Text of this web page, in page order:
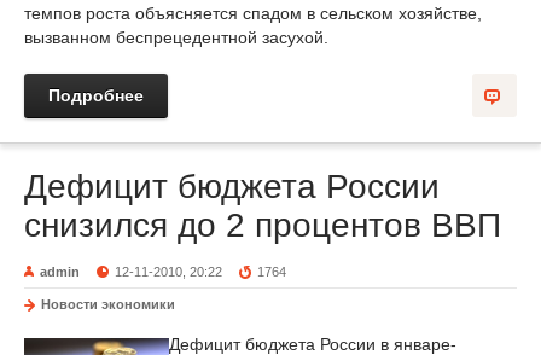
темпов роста объясняется спадом в сельском хозяйстве,
вызванном беспрецедентной засухой.
Подробнее
Дефицит бюджета России
снизился до 2 процентов ВВП
admin 12-11-2010, 20:22 1764
Новости экономики
Дефицит бюджета России в январе-